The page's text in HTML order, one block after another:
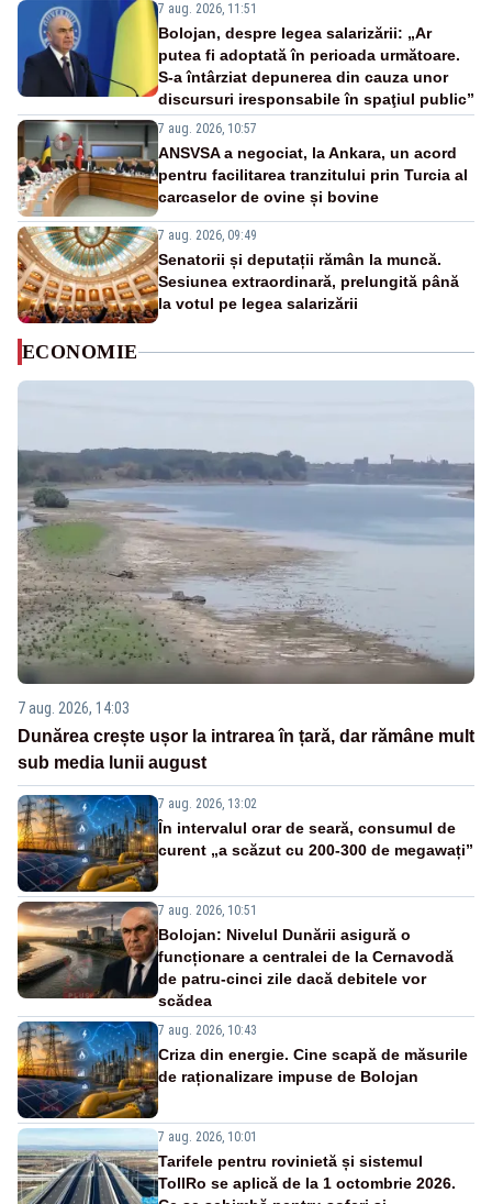
7 aug. 2026, 11:51
Bolojan, despre legea salarizării: „Ar
putea fi adoptată în perioada următoare.
S-a întârziat depunerea din cauza unor
discursuri iresponsabile în spaţiul public”
7 aug. 2026, 10:57
ANSVSA a negociat, la Ankara, un acord
pentru facilitarea tranzitului prin Turcia al
carcaselor de ovine și bovine
7 aug. 2026, 09:49
Senatorii și deputații rămân la muncă.
Sesiunea extraordinară, prelungită până
la votul pe legea salarizării
ECONOMIE
7 aug. 2026, 14:03
Dunărea crește ușor la intrarea în țară, dar rămâne mult
sub media lunii august
7 aug. 2026, 13:02
În intervalul orar de seară, consumul de
curent „a scăzut cu 200-300 de megawați”
7 aug. 2026, 10:51
Bolojan: Nivelul Dunării asigură o
funcționare a centralei de la Cernavodă
de patru-cinci zile dacă debitele vor
scădea
7 aug. 2026, 10:43
Criza din energie. Cine scapă de măsurile
de raționalizare impuse de Bolojan
7 aug. 2026, 10:01
Tarifele pentru rovinietă și sistemul
TollRo se aplică de la 1 octombrie 2026.